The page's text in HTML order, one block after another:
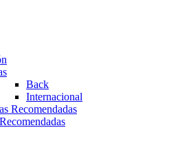
Back
Internacional
Recomendadas